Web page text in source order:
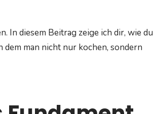
In diesem Beitrag zeige ich dir, wie du
man nicht nur kochen, sondern